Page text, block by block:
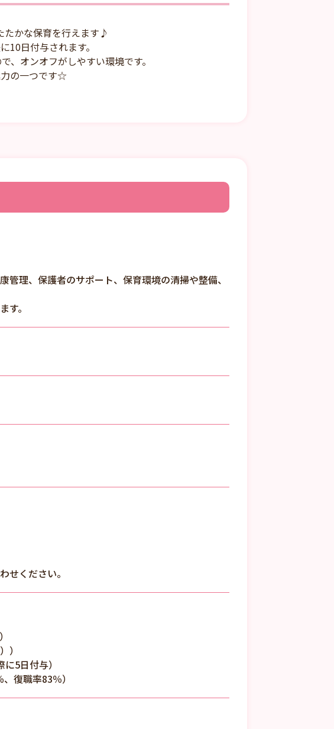
たかな保育を行えます♪
10日付与されます。
、オンオフがしやすい環境です。
の一つです☆
理、保護者のサポート、保育環境の清掃や整備、
す。
せください。
）
5日付与）
復職率83％）